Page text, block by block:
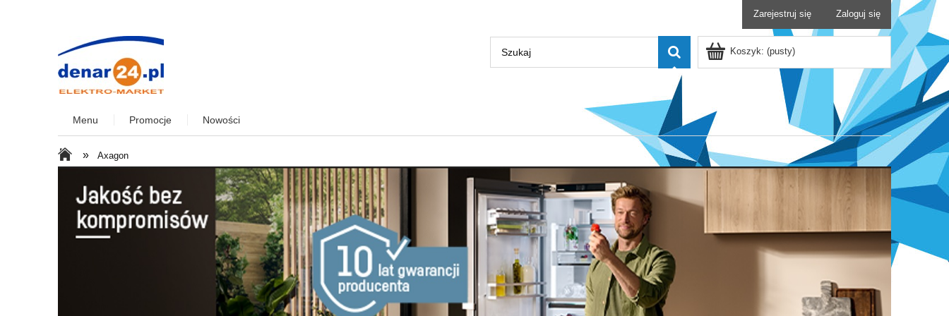
Zarejestruj się Zaloguj się
Koszyk: (pusty)
Menu Promocje Nowości
» Axagon